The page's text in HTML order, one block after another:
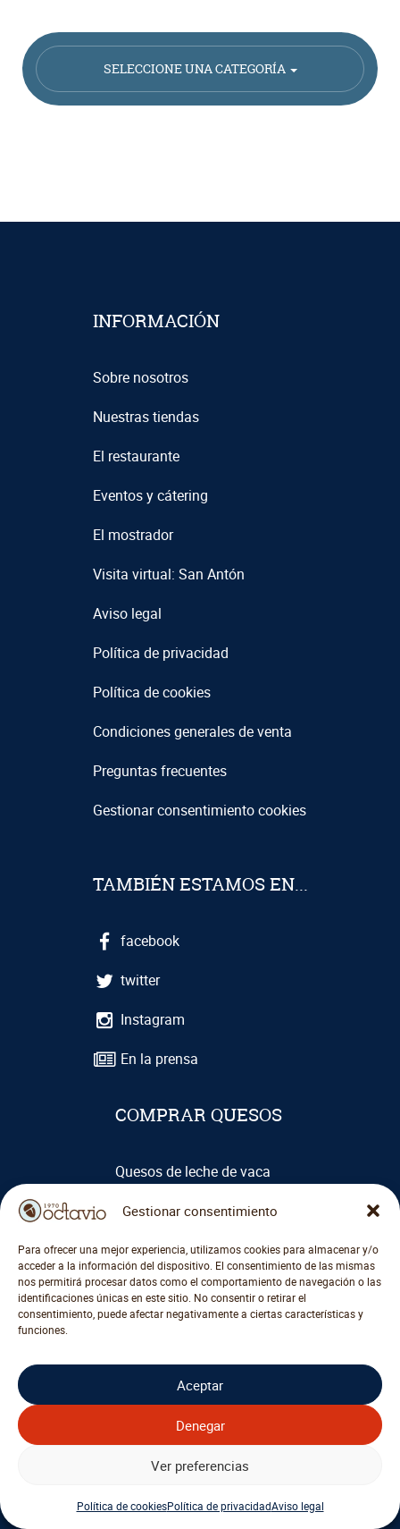
Gestionar consentimiento
Para ofrecer una mejor experiencia, utilizamos cookies para almacenar y/o
acceder a la información del dispositivo. El consentimiento de las mismas
nos permitirá procesar datos como el comportamiento de navegación o las
identificaciones únicas en este sitio. No consentir o retirar el
consentimiento, puede afectar negativamente a ciertas características y
funciones.
Aceptar
Denegar
Ver preferencias
Política de cookiesPolítica de privacidadAviso legal
SELECCIONE UNA CATEGORÍA
INFORMACIÓN
Sobre nosotros
Nuestras tiendas
El restaurante
Eventos y cátering
El mostrador
Visita virtual: San Antón
Aviso legal
Política de privacidad
Política de cookies
Condiciones generales de venta
Preguntas frecuentes
Gestionar consentimiento cookies
TAMBIÉN ESTAMOS EN...
facebook
twitter
Instagram
En la prensa
COMPRAR QUESOS
Quesos de leche de vaca
Quesos de leche de oveja
Quesos de leche de cabra
Quesos de leche de mezcla
Quesos de Francia
Quesos de Italia
Quesos de Suiza